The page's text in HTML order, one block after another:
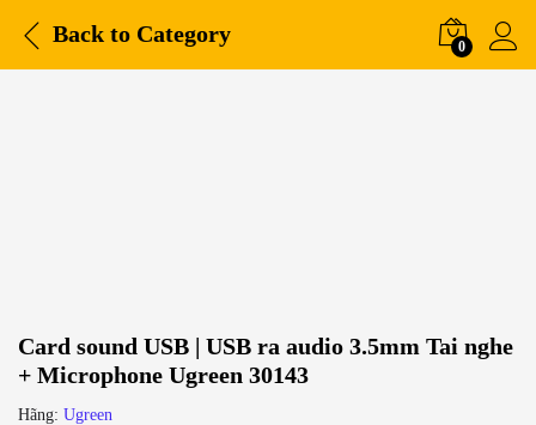
Back to Category 0
Card sound USB | USB ra audio 3.5mm Tai nghe
+ Microphone Ugreen 30143
Hãng: Ugreen